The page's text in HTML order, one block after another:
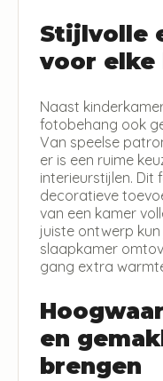
Stijlvolle
voor elke
Naast
fotobehang ook
Van speelse
er is een ruime
interieurstijlen. Dit
decoratieve
van een kamer
juiste ontwerp
slaapkamer
gang extra
en
brengen